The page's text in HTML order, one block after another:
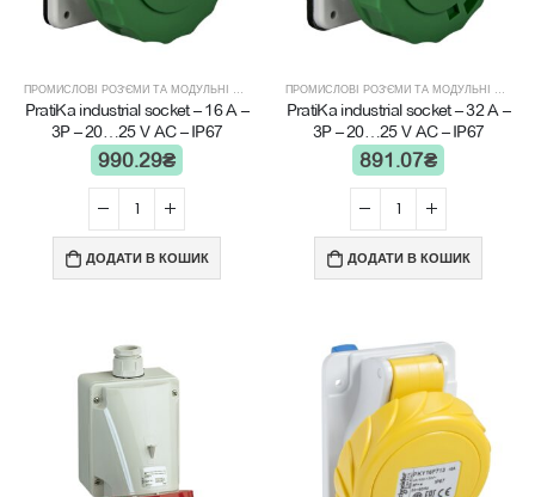
ПРОМИСЛОВІ РОЗ'ЄМИ ТА МОДУЛЬНІ ЩИТИ
PratiKa industrial socket – 16 A –
3P – 20…25 V AC – IP67
990.29₴
ДОДАТИ В КОШИК
ПРОМИСЛОВІ РОЗ'ЄМИ ТА МОДУЛЬНІ ЩИТИ
PratiKa industrial socket – 32 A –
3P – 20…25 V AC – IP67
891.07₴
ДОДАТИ В КОШИК